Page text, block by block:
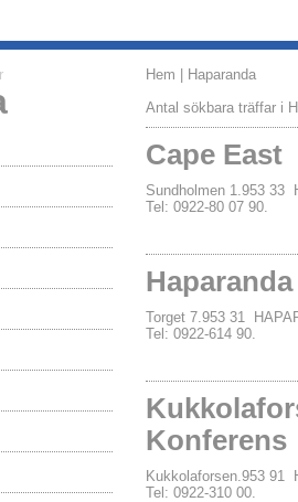
Hem | Haparanda
Antal sökbara träffar i
Cape East
Sundholmen 1.953 33
Tel: 0922-80 07 90.
Torget 7.953 31
Tel: 0922-614 90.
Konferens
Kukkolaforsen.953 91
Tel: 0922-310 00.